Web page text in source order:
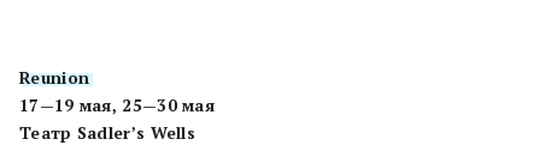
Reunion
17—19 мая, 25—30 мая
Театр Sadler’s Wells